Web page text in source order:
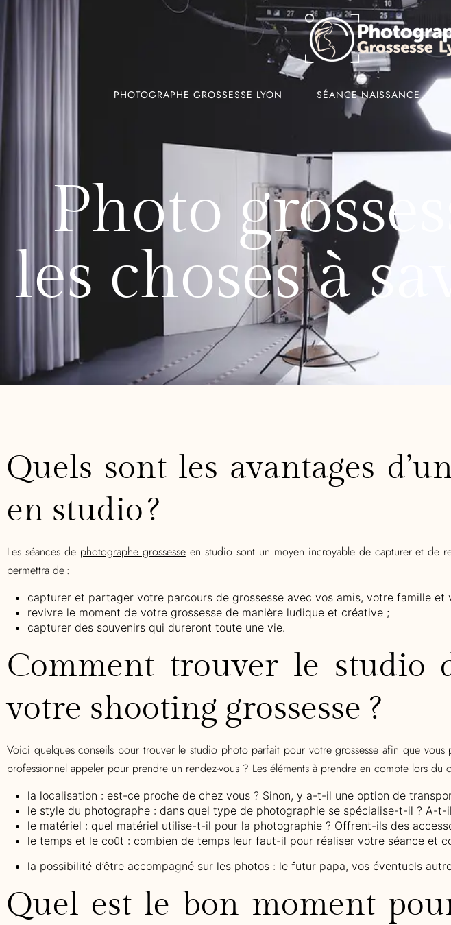
PHOTOGRAPHE GROSSESSE LYON SÉANCE NAISSANCE
Photo
les choses à
Quels sont les avantages
en studio ?
Les séances de photographe grossesseen studio sont un moyen incroyable de capturer et de
permettra de :
capturer et partager votre parcours de grossesse avec vos amis, votre famille et
revivre le moment de votre grossesse de manière ludique et créative ;
capturer des souvenirs qui dureront toute une vie.
Comment trouver le studio
votre shooting grossesse ?
Voici quelques conseils pour trouver le studio photo parfait pour votre grossesse afin que vous
professionnel appeler pour prendre un rendez-vous ? Les éléments à prendre en compte lors du
la localisation : est-ce proche de chez vous ? Sinon, y a-t-il une option de
le style du photographe : dans quel type de photographie se spécialise-t-il ? A-t-
le matériel : quel matériel utilise-t-il pour la photographie ? Offrent-ils des
le temps et le coût : combien de temps leur faut-il pour réaliser votre séance et
la possibilité d’être accompagné sur les photos : le futur papa, vos éventuels
Quel est le bon moment